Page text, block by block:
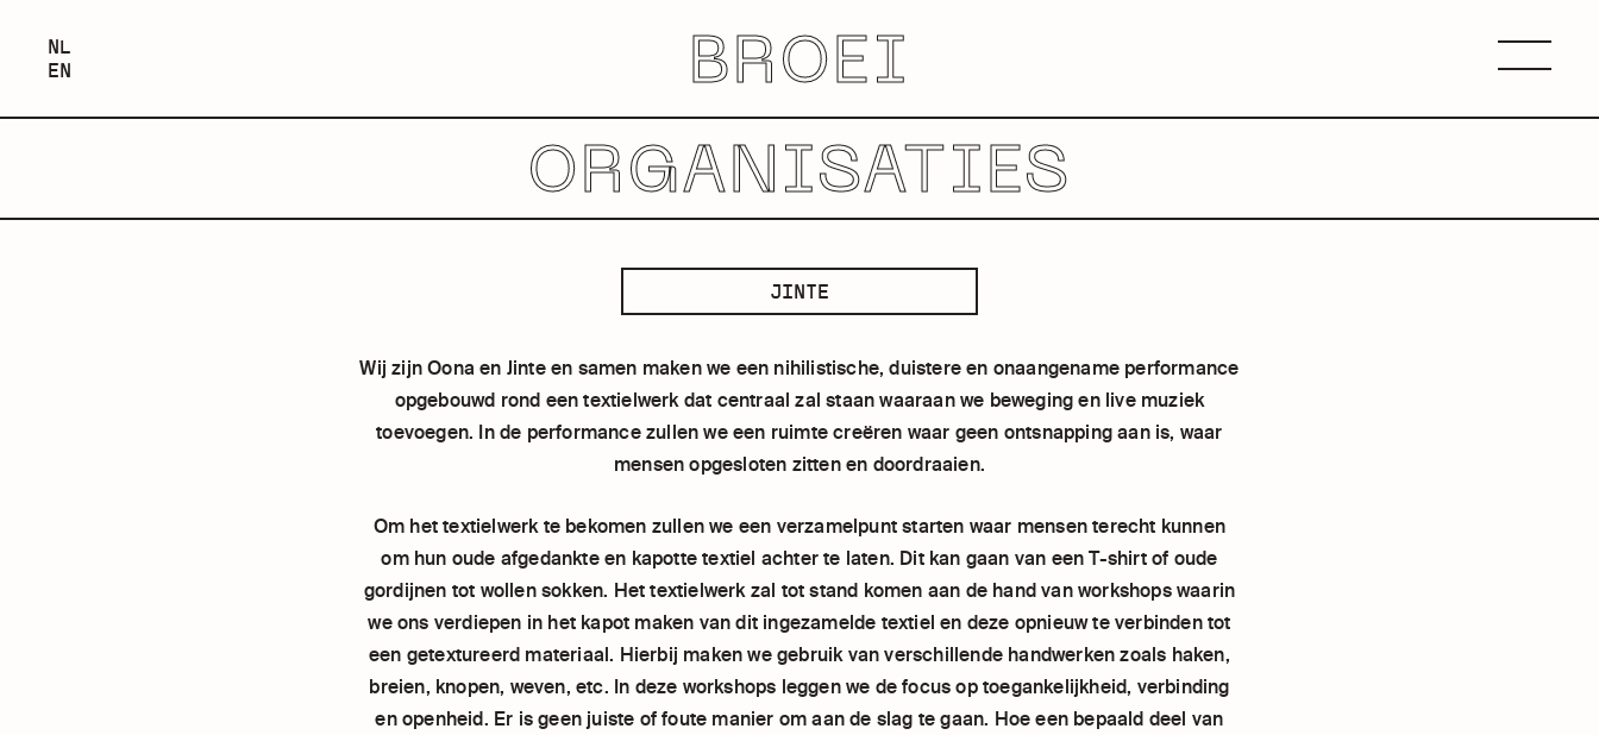
NEDERLANDS
NL
ENGLISH
EN BROEI Menu
ORGANISATIES
JINTE
Wij zijn Oona en Jinte en samen maken we een nihilistische, duistere en onaangename performance
opgebouwd rond een textielwerk dat centraal zal staan waaraan we beweging en live muziek
toevoegen. In de performance zullen we een ruimte creëren waar geen ontsnapping aan is, waar
mensen opgesloten zitten en doordraaien.
Om het textielwerk te bekomen zullen we een verzamelpunt starten waar mensen terecht kunnen
om hun oude afgedankte en kapotte textiel achter te laten. Dit kan gaan van een T-shirt of oude
gordijnen tot wollen sokken. Het textielwerk zal tot stand komen aan de hand van workshops waarin
we ons verdiepen in het kapot maken van dit ingezamelde textiel en deze opnieuw te verbinden tot
een getextureerd materiaal. Hierbij maken we gebruik van verschillende handwerken zoals haken,
breien, knopen, weven, etc. In deze workshops leggen we de focus op toegankelijkheid, verbinding
en openheid. Er is geen juiste of foute manier om aan de slag te gaan. Hoe een bepaald deel van